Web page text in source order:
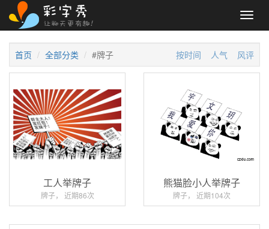
首页 全部分类 #牌子 按时间 人气 风评
工人举牌子
牌子， 近期86次
熊猫脸小人举牌子
牌子， 近期104次